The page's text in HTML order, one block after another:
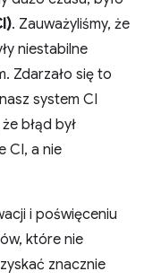
. Zauważyliśmy, że
niestabilne
Zdarzało się to
system CI
błąd był
CI, a nie
i poświęceniu
które nie
znacznie